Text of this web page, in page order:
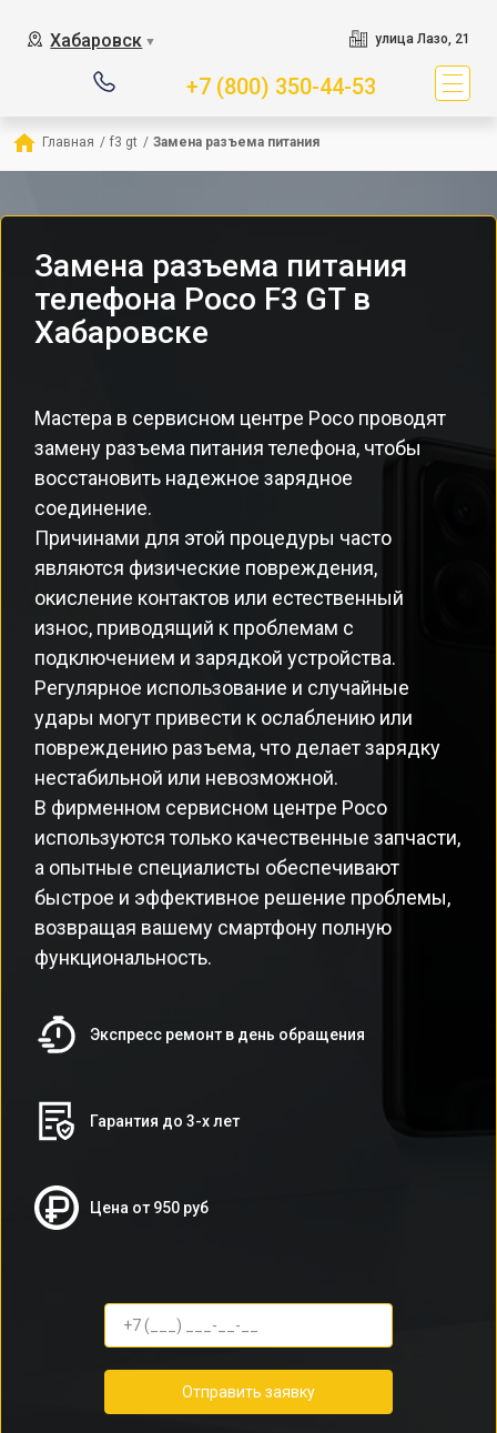
Хабаровск ▼ улица Лазо, 21
+7 (800) 350-44-53
Главная / f3 gt / Замена разъема питания
Замена разъема питания
телефона Poco F3 GT в
Хабаровске
Мастера в сервисном центре Poco проводят
замену разъема питания телефона, чтобы
восстановить надежное зарядное
соединение.
Причинами для этой процедуры часто
являются физические повреждения,
окисление контактов или естественный
износ, приводящий к проблемам с
подключением и зарядкой устройства.
Регулярное использование и случайные
удары могут привести к ослаблению или
повреждению разъема, что делает зарядку
нестабильной или невозможной.
В фирменном сервисном центре Poco
используются только качественные запчасти,
а опытные специалисты обеспечивают
быстрое и эффективное решение проблемы,
возвращая вашему смартфону полную
функциональность.
Экспресс ремонт в день обращения
Гарантия до 3-х лет
Цена от 950 руб
Отправить заявку